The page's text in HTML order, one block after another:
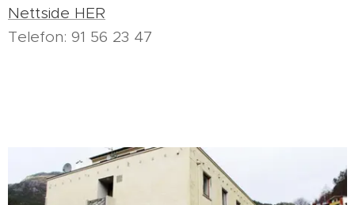
Nettside HER
Telefon: 91 56 23 47